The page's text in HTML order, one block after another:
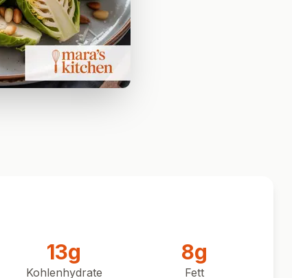
13g
Kohlenhydrate
8g
Fett